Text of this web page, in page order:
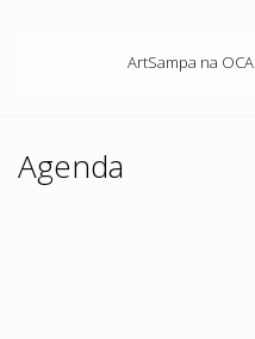
ArtSampa na OCA
Agenda